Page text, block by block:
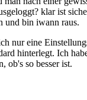
klar ist
und bin iwann raus.
nur eine
hinterlegt. Ich
ob's so besser ist.